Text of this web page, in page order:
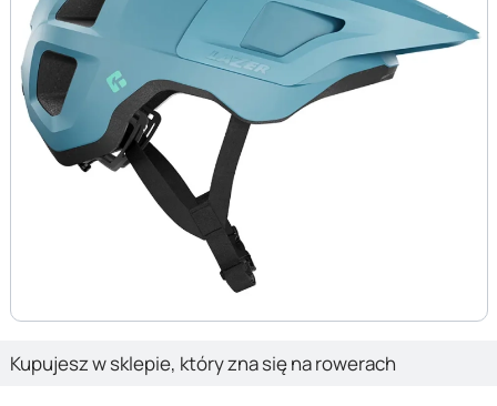
Kupujesz w sklepie, który zna się na rowerach